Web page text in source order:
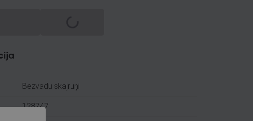
Spinning
Bezvadu skaļruņi
128747